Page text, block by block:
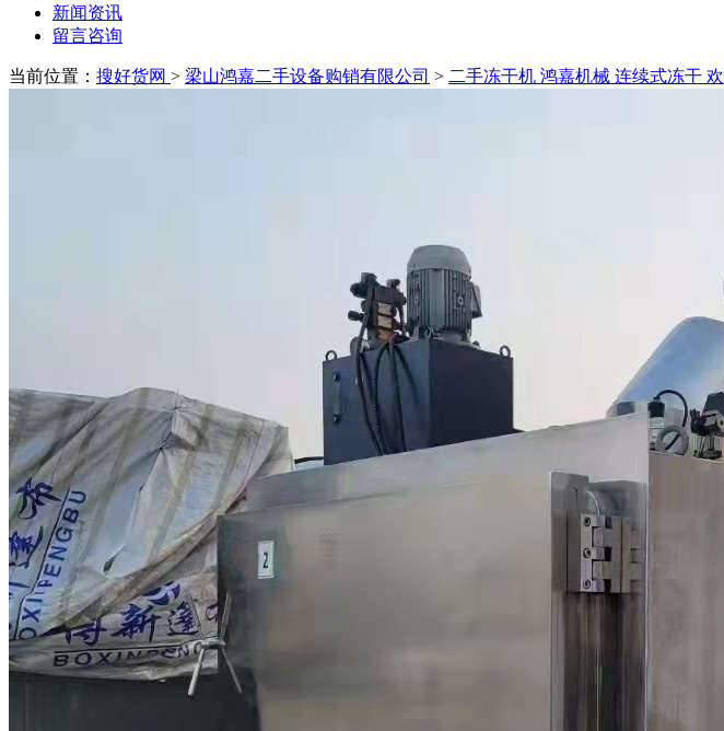
新闻资讯
留言咨询
当前位置： 搜好货网 > 梁山鸿嘉二手设备购销有限公司 > 二手冻干机 鸿嘉机械 连续式冻干